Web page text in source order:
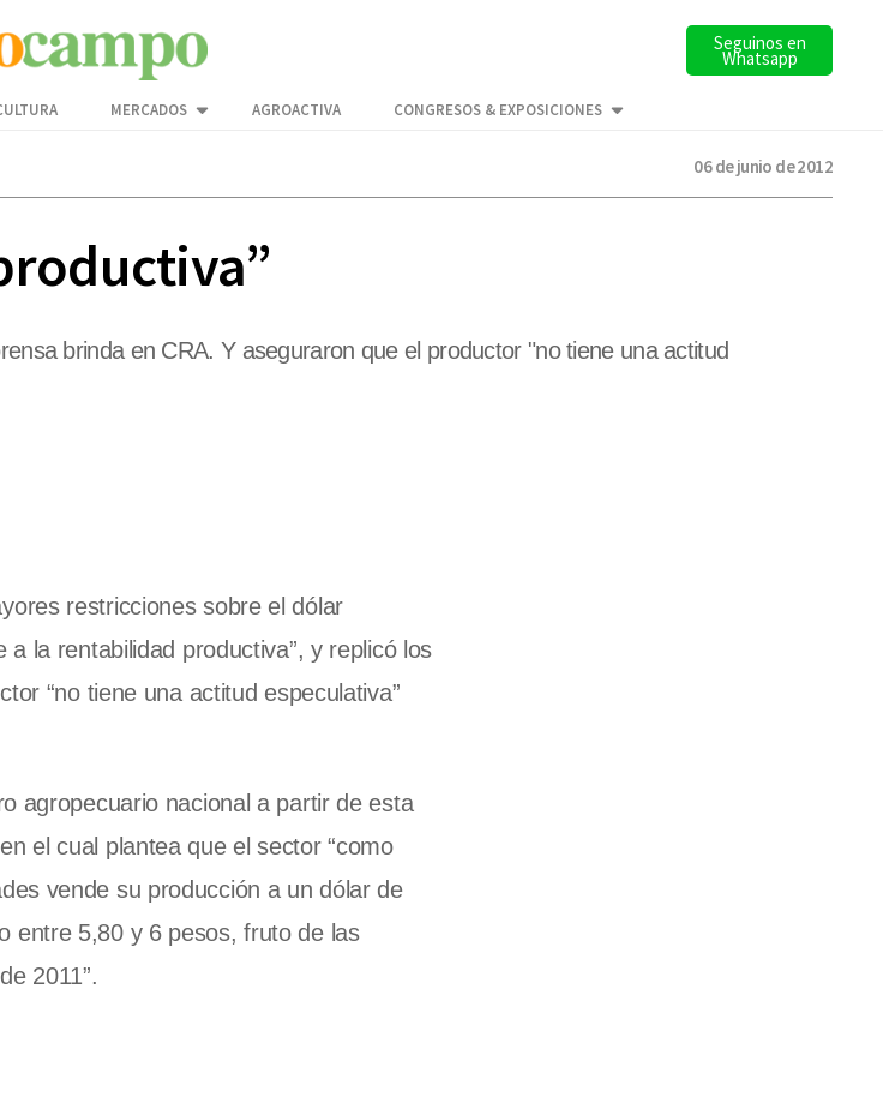
Seguinos en
Whatsapp
MERCADOS AGROACTIVA CONGRESOS & EXPOSICIONES
06 de junio de 2012
brinda en CRA. Y aseguraron que el productor "no tiene una actitud
restricciones sobre el dólar
la rentabilidad productiva”, y replicó los
“no tiene una actitud especulativa”
agropecuario nacional a partir de esta
el cual plantea que el sector “como
vende su producción a un dólar de
entre 5,80 y 6 pesos, fruto de las
2011”.